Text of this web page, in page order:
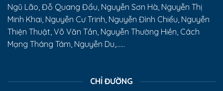
Ngũ Lão, Đỗ Quang Đẩu, Nguyễn Sơn Hà, Nguyễn Thị
Minh Khai, Nguyễn Cư Trinh, Nguyễn Đình Chiểu, Nguyễn
Thiện Thuật, Võ Văn Tần, Nguyễn Thường Hiền, Cách
Mạng Tháng Tám, Nguyễn Du,......
CHỈ ĐƯỜNG